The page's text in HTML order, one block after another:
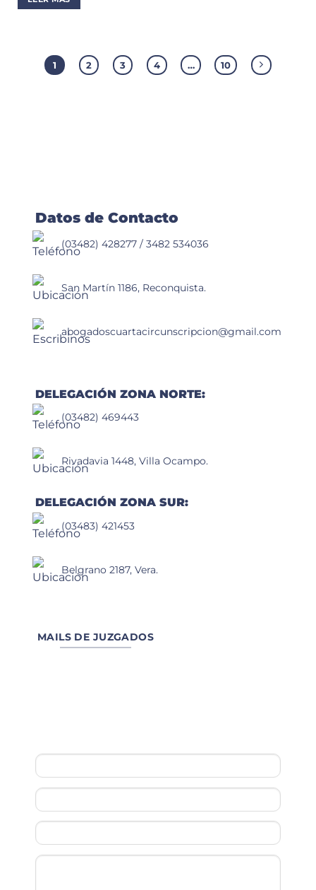
1 2 3 4 … 10
Datos de Contacto
(03482) 428277 / 3482 534036
San Martín 1186, Reconquista.
abogadoscuartacircunscripcion@gmail.com
DELEGACIÓN ZONA NORTE:
(03482) 469443
Rivadavia 1448, Villa Ocampo.
DELEGACIÓN ZONA SUR:
(03483) 421453
Belgrano 2187, Vera.
MAILS DE JUZGADOS